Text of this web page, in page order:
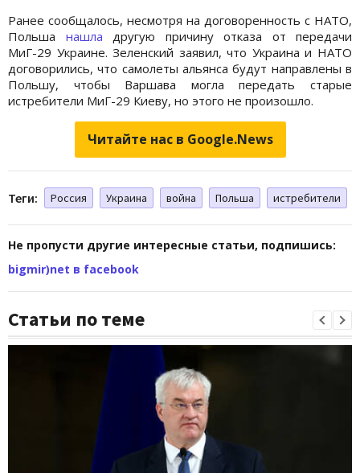
Ранее сообщалось, несмотря на договоренность с НАТО,
Польша нашла другую причину отказа от передачи
МиГ-29 Украине. Зеленский заявил, что Украина и НАТО
договорились, что самолеты альянса будут направлены в
Польшу, чтобы Варшава могла передать старые
истребители МиГ-29 Киеву, но этого не произошло.
Читайте нас в Google.News
Теги: Россия Украина война Польша истребители
Не пропусти другие интересные статьи, подпишись:
bigmir)net в facebook
Статьи по теме